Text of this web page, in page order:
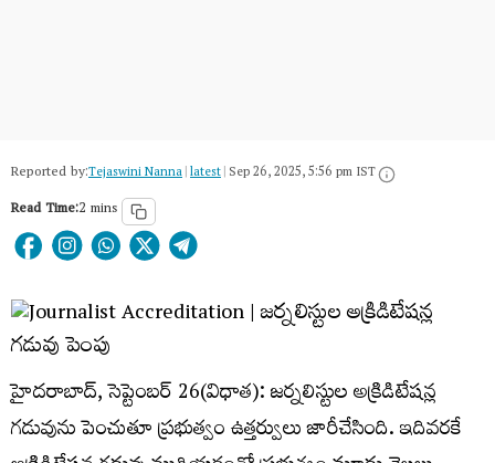
Reported by:Tejaswini Nanna|latest|Sep 26, 2025, 5:56 pm IST
Read Time:2 mins
హైదరాబాద్, సెప్టెంబర్ 26(విధాత): జర్నలిస్టుల అక్రిడిటేషన్ల
గడువును పెంచుతూ ప్రభుత్వం ఉత్తర్వులు జారీచేసింది. ఇదివరకే